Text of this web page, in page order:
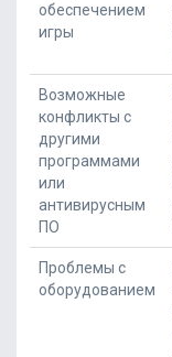
обеспечением
игры
Возможные
конфликты с
другими
программами
или
антивирусным
ПО
Проблемы с
оборудованием